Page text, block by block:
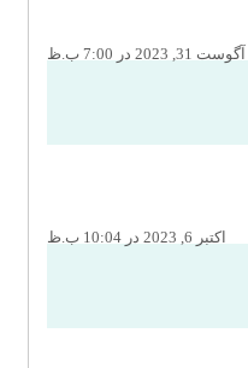
آگوست 31, 2023 در 7:00 ب.ظ
اکتبر 6, 2023 در 10:04 ب.ظ